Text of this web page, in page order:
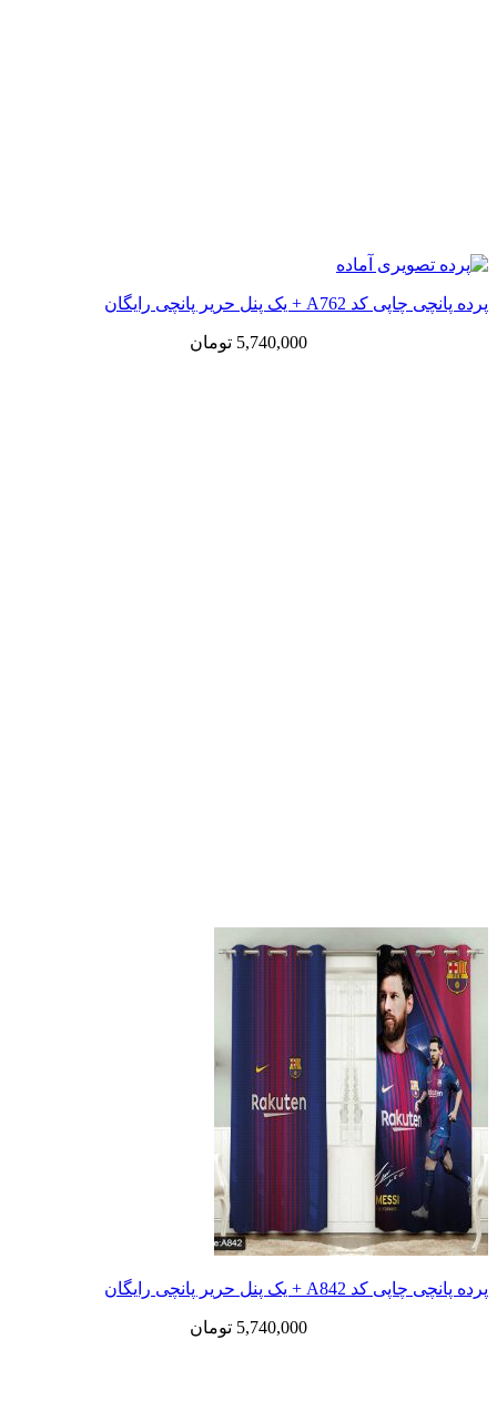
پرده پانچی چاپی کد A762 + یک پنل حریر پانچی رایگان
5,740,000 تومان
پرده پانچی چاپی کد A842 + یک پنل حریر پانچی رایگان
5,740,000 تومان